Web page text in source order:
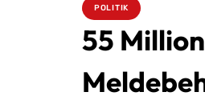
POLITIK
55